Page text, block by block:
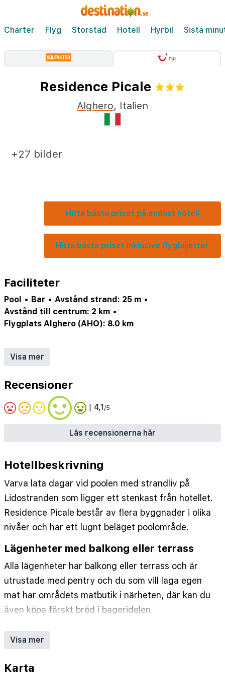
Charter Flyg Storstad Hotell Hyrbil Sista
Residence Picale
Alghero, Italien
Hitta bästa priset på endast hotell
Hitta bästa priset inklusive flygbiljetter
+27 bilder
Faciliteter
Pool • Bar • Avstånd strand: 25 m •
Avstånd till centrum: 2 km •
Flygplats Alghero (AHO): 8.0 km
Busshållplats: 100 m
Tågstation/järnvägsstation: 500 m
Shopping: 1.6 km
Centrum: 1.6 km •
Receptionen är öppen dagtid
Officiell klassificering: -
Senast renoverad: 2023
Renoveringsnivå: Poolområdet•Antal lägenheter: 72
Eurocard
•Visa•Area: Strandområde
WiFi i rummen/lägenheterna utan kostnad•
Störningsnivå: Tidvis störande •Trafik: Tung trafik
Visa mer
Recensioner
| 4,1 /5
Läs recensionerna här
Hotellbeskrivning
Varva lata dagar vid poolen med strandliv på
Lidostranden som ligger ett stenkast från hotellet.
Residence Picale består av flera byggnader i olika
nivåer och har ett lugnt beläget poolområde.
Lägenheter med balkong eller terrass
Alla lägenheter har balkong eller terrass och är
utrustade med pentry och du som vill laga egen
mat har områdets matbutik i närheten, där kan du
även köpa färskt bröd i bageridelen.
Italienska läckerheter
Gillar du pizza, har du enligt våra gäster Algheros
bästa pizzeria tvärs över gatan från Residence
Visa mer
Karta